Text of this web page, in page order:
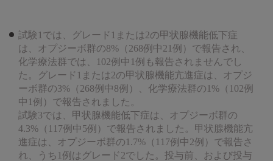
試験1では、グレード1または2の甲状腺機能低下症
は、オプジーボ群の8%（268例中21例）で報告され、
化学療法群では、102例中1例も報告されませんでし
た。グレード1または2の甲状腺機能亢進症は、オプジ
ーボ群の3%（268例中8例）、化学療法群の1%（102例
中1例）で報告されました。
試験3では、甲状腺機能低下症は、オプジーボ群の
4.3%（117例中5例）で報告されました。甲状腺機能亢
進症は、オプジーボ群の1.7%（117例中2例）で報告さ
れ、うち1例はグレード2でした。投与前、および投与